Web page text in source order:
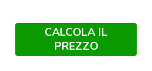
CALCOLA IL
PREZZO